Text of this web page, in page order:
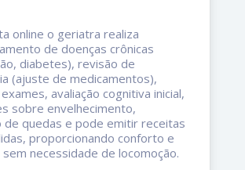
online o geriatra realiza
de doenças crônicas
diabetes), revisão de
(ajuste de medicamentos),
avaliação cognitiva inicial,
sobre envelhecimento,
de quedas e pode emitir receitas
proporcionando conforto e
sem necessidade de locomoção.